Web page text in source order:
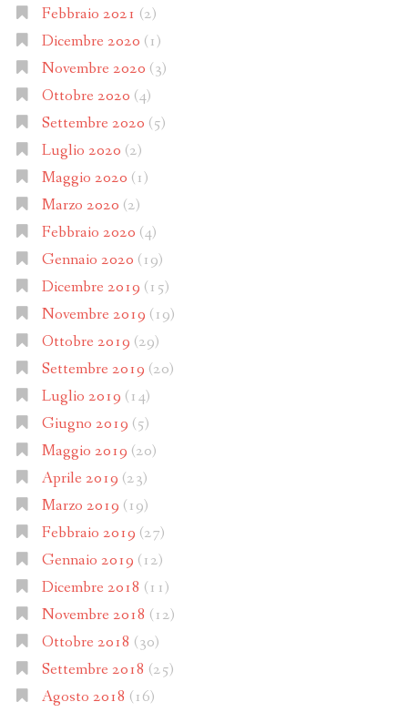
Febbraio 2021 (2)
Dicembre 2020 (1)
Novembre 2020 (3)
Ottobre 2020 (4)
Settembre 2020 (5)
Luglio 2020 (2)
Maggio 2020 (1)
Marzo 2020 (2)
Febbraio 2020 (4)
Gennaio 2020 (19)
Dicembre 2019 (15)
Novembre 2019 (19)
Ottobre 2019 (29)
Settembre 2019 (20)
Luglio 2019 (14)
Giugno 2019 (5)
Maggio 2019 (20)
Aprile 2019 (23)
Marzo 2019 (19)
Febbraio 2019 (27)
Gennaio 2019 (12)
Dicembre 2018 (11)
Novembre 2018 (12)
Ottobre 2018 (30)
Settembre 2018 (25)
Agosto 2018 (16)